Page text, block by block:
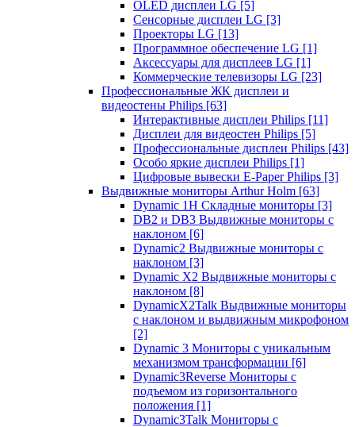
OLED дисплеи LG [5]
Сенсорные дисплеи LG [3]
Проекторы LG [13]
Программное обеспечение LG [1]
Аксессуары для дисплеев LG [1]
Коммерческие телевизоры LG [23]
Профессиональные ЖК дисплеи и
видеостены Philips [63]
Интерактивные дисплеи Philips [11]
Дисплеи для видеостен Philips [5]
Профессиональные дисплеи Philips [43]
Особо яркие дисплеи Philips [1]
Цифровые вывески E-Paper Philips [3]
Выдвижные мониторы Arthur Holm [63]
Dynamic 1Н Складные мониторы [3]
DB2 и DB3 Выдвижные мониторы с
наклоном [6]
Dynamic2 Выдвижные мониторы с
наклоном [3]
Dynamic X2 Выдвижные мониторы с
наклоном [8]
DynamicX2Talk Выдвижные мониторы
с наклоном и выдвижным микрофоном
[2]
Dynamic 3 Мониторы с уникальным
механизмом трансформации [6]
Dynamic3Reverse Мониторы с
подъемом из горизонтального
положения [1]
Dynamic3Talk Мониторы с